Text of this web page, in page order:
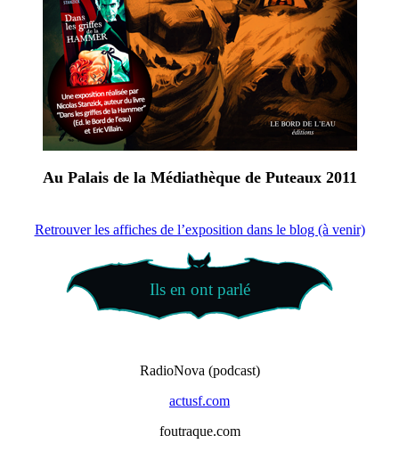
Au Palais de la Médiathèque de Puteaux 2011
Retrouver les affiches de l’exposition dans le blog (à venir)
Ils en ont parlé
RadioNova (podcast)
actusf.com
foutraque.com